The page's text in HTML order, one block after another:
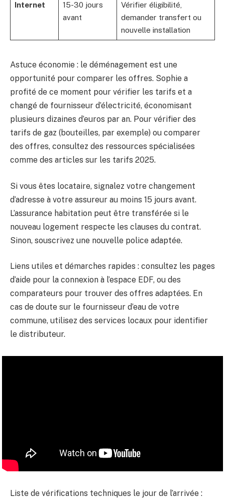
Internet
15-30 jours
avant
Vérifier éligibilité,
demander transfert ou
nouvelle installation
Astuce économie : le déménagement est une
opportunité pour comparer les offres. Sophie a
profité de ce moment pour vérifier les tarifs et a
changé de fournisseur d’électricité, économisant
plusieurs dizaines d’euros par an. Pour vérifier des
tarifs de gaz (bouteilles, par exemple) ou comparer
des offres, consultez des ressources spécialisées
comme des articles sur les tarifs 2025.
Si vous êtes locataire, signalez votre changement
d’adresse à votre assureur au moins 15 jours avant.
L’assurance habitation peut être transférée si le
nouveau logement respecte les clauses du contrat.
Sinon, souscrivez une nouvelle police adaptée.
Liens utiles et démarches rapides : consultez les pages
d’aide pour la connexion à l’espace EDF, ou des
comparateurs pour trouver des offres adaptées. En
cas de doute sur le fournisseur d’eau de votre
commune, utilisez des services locaux pour identifier
le distributeur.
Liste de vérifications techniques le jour de l’arrivée :